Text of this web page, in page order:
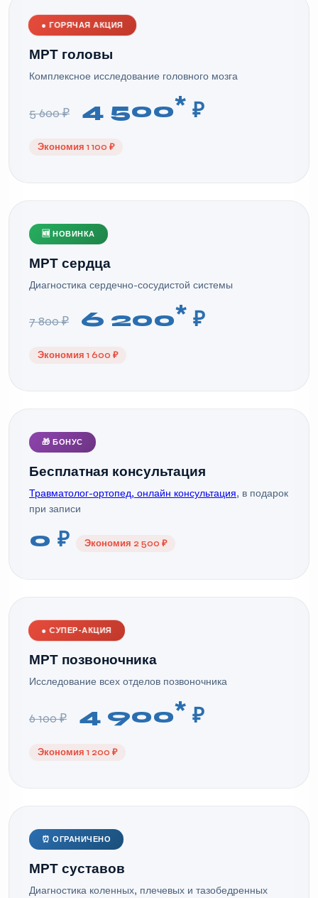
● ГОРЯЧАЯ АКЦИЯ
МРТ головы
Комплексное исследование головного мозга
5 600 ₽ 4 500* ₽
Экономия 1 100 ₽
🆕 НОВИНКА
МРТ сердца
Диагностика сердечно-сосудистой системы
7 800 ₽ 6 200* ₽
Экономия 1 600 ₽
🎁 БОНУС
Бесплатная консультация
Травматолог-ортопед, онлайн консультация, в подарок
при записи
0 ₽ Экономия 2 500 ₽
● СУПЕР-АКЦИЯ
МРТ позвоночника
Исследование всех отделов позвоночника
6 100 ₽ 4 900* ₽
Экономия 1 200 ₽
⏰ ОГРАНИЧЕНО
МРТ суставов
Диагностика коленных, плечевых и тазобедренных